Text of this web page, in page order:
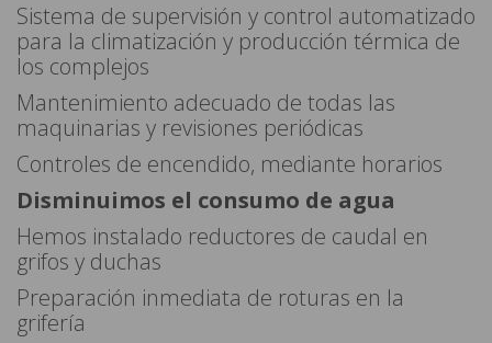
Sistema de supervisión y control automatizado
para la climatización y producción térmica de
los complejos
Mantenimiento adecuado de todas las
maquinarias y revisiones periódicas
Controles de encendido, mediante horarios
Disminuimos el consumo de agua
Hemos instalado reductores de caudal en
grifos y duchas
Preparación inmediata de roturas en la
grifería